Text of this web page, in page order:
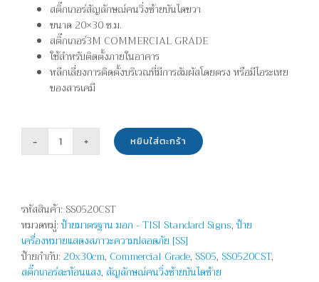
สติ๊กเกอร์สัญลักษณ์คนวิ่งซ้ายบันไดขวา
ขนาด 20×30 ซ.ม.
สติ๊กเกอร์3M COMMERCIAL GRADE
ใช้สำหรับติดตั้งภายในอาคาร
หลีกเลี่ยงการติดตั้งบริเวณที่มีการสัมผัสโดยตรง หรือมีไอระเหย
ของสารเคมี
จำนวน
วิ่ง
ซ้าย
บันได
ขวา
ชิ้น
หยิบใส่ตะกร้า
รหัสสินค้า: SS0520CST
หมวดหมู่:ป้ายมาตรฐาน มอก - TISI Standard Signs, ป้าย
เครื่องหมายแสดงสภาวะความปลอดภัย [SS]
ป้ายกำกับ:20x30cm, Commercial Grade, SS05, SS0520CST,
สติ๊กเกอร์สะท้อนแสง, สัญลักษณ์คนวิ่งซ้ายบันไดซ้าย